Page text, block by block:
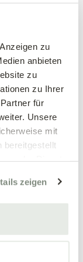
zu
anbieten
zu
zu Ihrer
für
Unsere
mit
bereitgestellt
zeigen
weinrot
3,89 €
gelb